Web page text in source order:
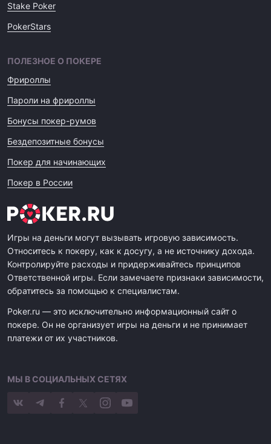
Stake Poker
PokerStars
ПОЛЕЗНОЕ О ПОКЕРЕ
Фрироллы
Пароли на фрироллы
Бонусы покер-румов
Бездепозитные бонусы
Покер для начинающих
Покер в России
Игры на деньги могут вызывать игровую зависимость.
Относитесь к покеру, как к досугу, а не источнику дохода.
Контролируйте расходы и придерживайтесь принципов
Ответственной игры. Если замечаете признаки зависимости,
обратитесь за помощью к специалистам.
Poker.ru — это исключительно информационный сайт о
покере. Он не организует игры на деньги и не принимает
платежи от их участников.
МЫ В СОЦИАЛЬНЫХ СЕТЯХ